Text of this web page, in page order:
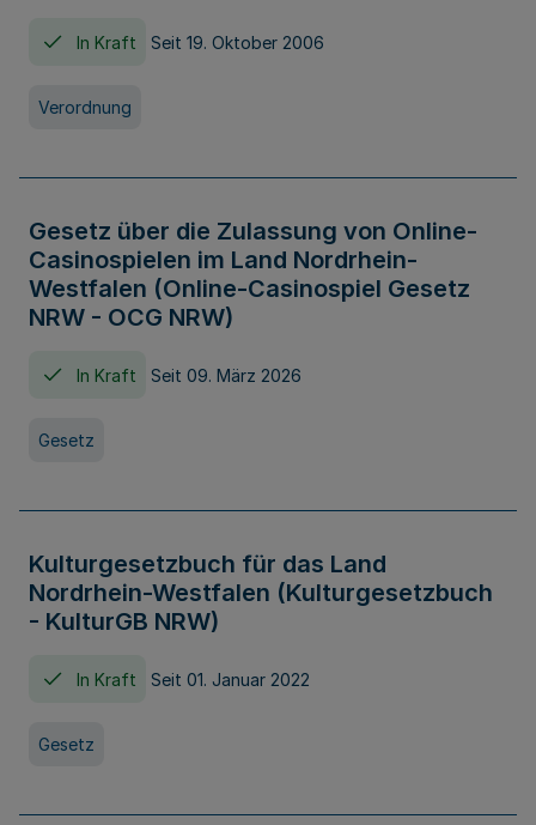
In Kraft Seit 19. Oktober 2006
Verordnung
Gesetz über die Zulassung von Online-
Casinospielen im Land Nordrhein-
Westfalen (Online-Casinospiel Gesetz
NRW - OCG NRW)
In Kraft Seit 09. März 2026
Gesetz
Kulturgesetzbuch für das Land
Nordrhein-Westfalen (Kulturgesetzbuch
- KulturGB NRW)
In Kraft Seit 01. Januar 2022
Gesetz